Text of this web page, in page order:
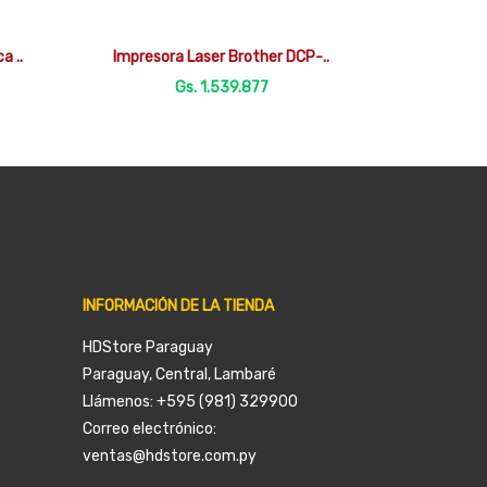
..
 Vista rápida
Impresora Laser Brother DCP-..
Gs. 1.539.877
INFORMACIÓN DE LA TIENDA
HDStore Paraguay
Paraguay, Central, Lambaré
Llámenos: +595 (981) 329900
Correo electrónico:
ventas@hdstore.com.py